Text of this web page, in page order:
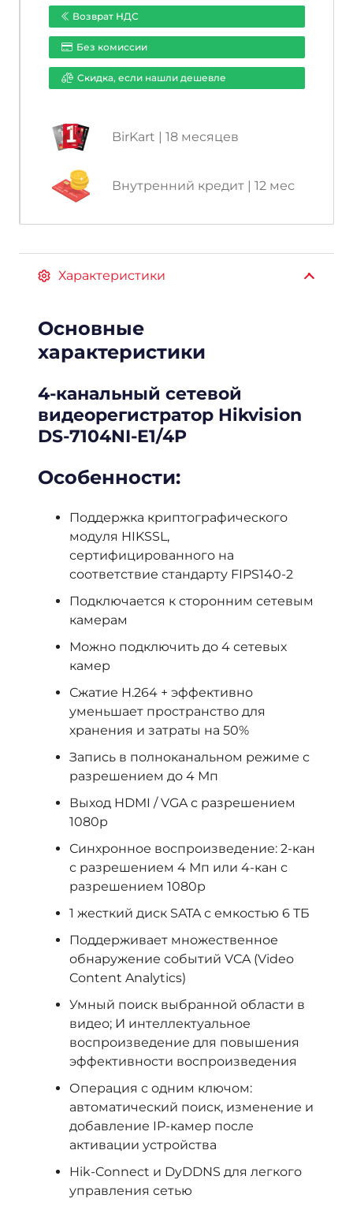
Возврат НДС
Без комиссии
Cкидка, если нашли дешевле
BirKart | 18 месяцев
Внутренний кредит | 12 мес
Характеристики
Основные
характеристики
4-канальный сетевой
видеорегистратор Hikvision
DS-7104NI-E1/4P
Особенности:
Поддержка криптографического
модуля HIKSSL,
сертифицированного на
соответствие стандарту FIPS140-2
Подключается к сторонним сетевым
камерам
Можно подключить до 4 сетевых
камер
Сжатие H.264 + эффективно
уменьшает пространство для
хранения и затраты на 50%
Запись в полноканальном режиме с
разрешением до 4 Мп
Выход HDMI / VGA с разрешением
1080p
Синхронное воспроизведение: 2-кан
с разрешением 4 Мп или 4-кан с
разрешением 1080p
1 жесткий диск SATA с емкостью 6 ТБ
Поддерживает множественное
обнаружение событий VCA (Video
Content Analytics)
Умный поиск выбранной области в
видео; И интеллектуальное
воспроизведение для повышения
эффективности воспроизведения
Операция с одним ключом:
автоматический поиск, изменение и
добавление IP-камер после
активации устройства
Hik-Connect и DyDDNS для легкого
управления сетью